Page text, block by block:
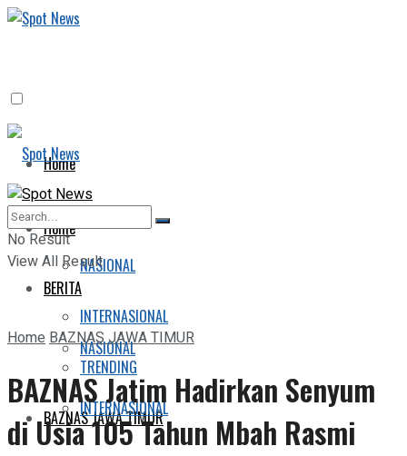
Home
BERITA
NASIONAL
INTERNASIONAL
TRENDING
BAZNAS JAWA TIMUR
Home
BERITA
NASIONAL
INTERNASIONAL
No Result
View All Result
HomeBAZNAS JAWA TIMUR
BAZNAS Jatim Hadirkan Senyum
di Usia 105 Tahun Mbah Rasmi